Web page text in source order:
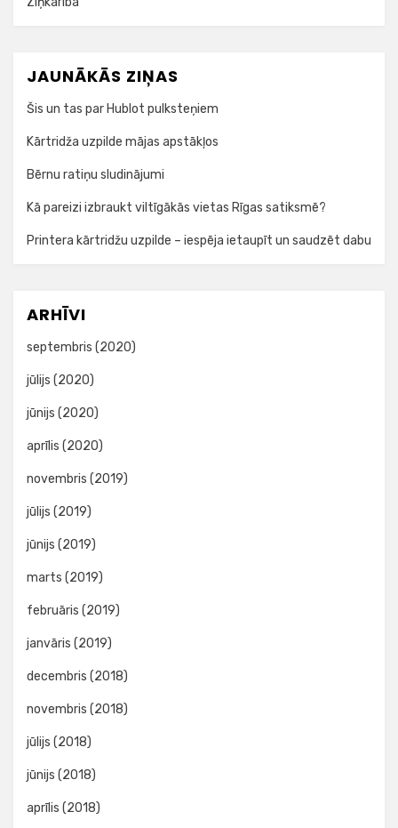
JAUNĀKĀS ZIŅAS
Šis un tas par Hublot pulksteņiem
Kārtridža uzpilde mājas apstākļos
Bērnu ratiņu sludinājumi
Kā pareizi izbraukt viltīgākās vietas Rīgas satiksmē?
Printera kārtridžu uzpilde – iespēja ietaupīt un saudzēt dabu
ARHĪVI
septembris (2020)
jūlijs (2020)
jūnijs (2020)
aprīlis (2020)
novembris (2019)
jūlijs (2019)
jūnijs (2019)
marts (2019)
februāris (2019)
janvāris (2019)
decembris (2018)
novembris (2018)
jūlijs (2018)
jūnijs (2018)
aprīlis (2018)